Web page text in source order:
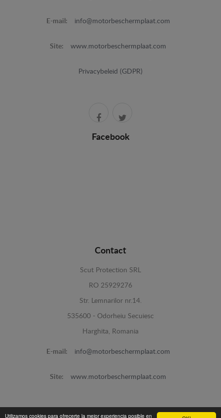
Utilizamos cookies para ofrecerte la mejor experiencia posible en
E-mail: info@motorbeschermplaat.com
Site: www.motorbeschermplaat.com
Privacybeleid (GDPR)
Facebook
Contact
Scut Protection SRL
RO 25929276
Str. Lemnarilor nr.14.
535600 - Odorheiu Secuiesc
Harghita, Romania
E-mail: info@motorbeschermplaat.com
Site: www.motorbeschermplaat.com